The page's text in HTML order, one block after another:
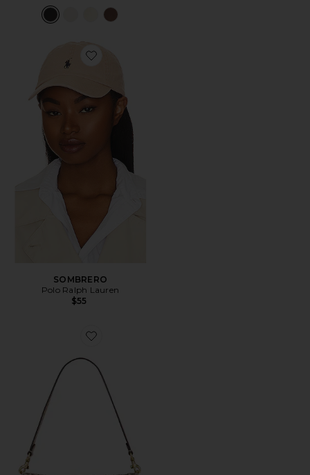
Favorite SOMBRERO
SOMBRERO
Polo Ralph Lauren
$55
Favorite BOLSO DE HOMBRO DE 66 CM CRYSTAL